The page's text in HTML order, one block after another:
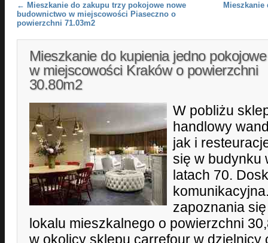
Post navigation
← Mieszkanie do zakupu trzy pokojowe nowe
budownictwo w miejscowości Piaseczno o
powierzchni 71.03m2
Mieszkanie do kupienia jedno
w miejscowości Kraków o powierzchni
30.80m2
W pobliżu
handlowy
jak i
się w budynku
latach 70.
zapoznania
lokalu mieszkalnego o powierzchni
w okolicy sklepu carrefour w dzielnicy